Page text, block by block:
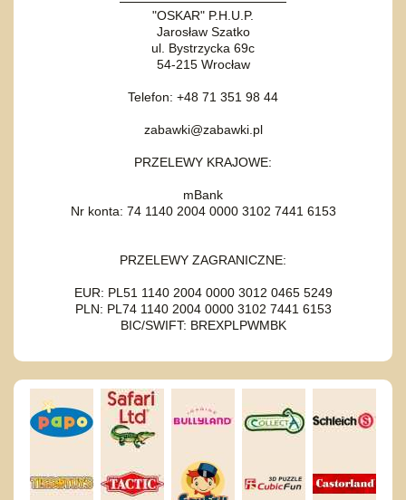
"OSKAR" P.H.U.P.
Jarosław Szatko
ul. Bystrzycka 69c
54-215 Wrocław
Telefon: +48 71 351 98 44
zabawki@zabawki.pl
PRZELEWY KRAJOWE:
mBank
Nr konta: 74 1140 2004 0000 3102 7441 6153
PRZELEWY ZAGRANICZNE:
EUR: PL51 1140 2004 0000 3012 0465 5249
PLN: PL74 1140 2004 0000 3102 7441 6153
BIC/SWIFT: BREXPLPWMBK